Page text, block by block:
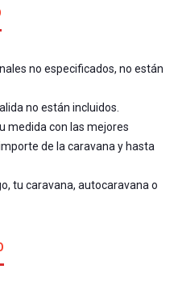
no especificados, no están
no están incluidos.
medida con las mejores
de la caravana y hasta
tu caravana, autocaravana o